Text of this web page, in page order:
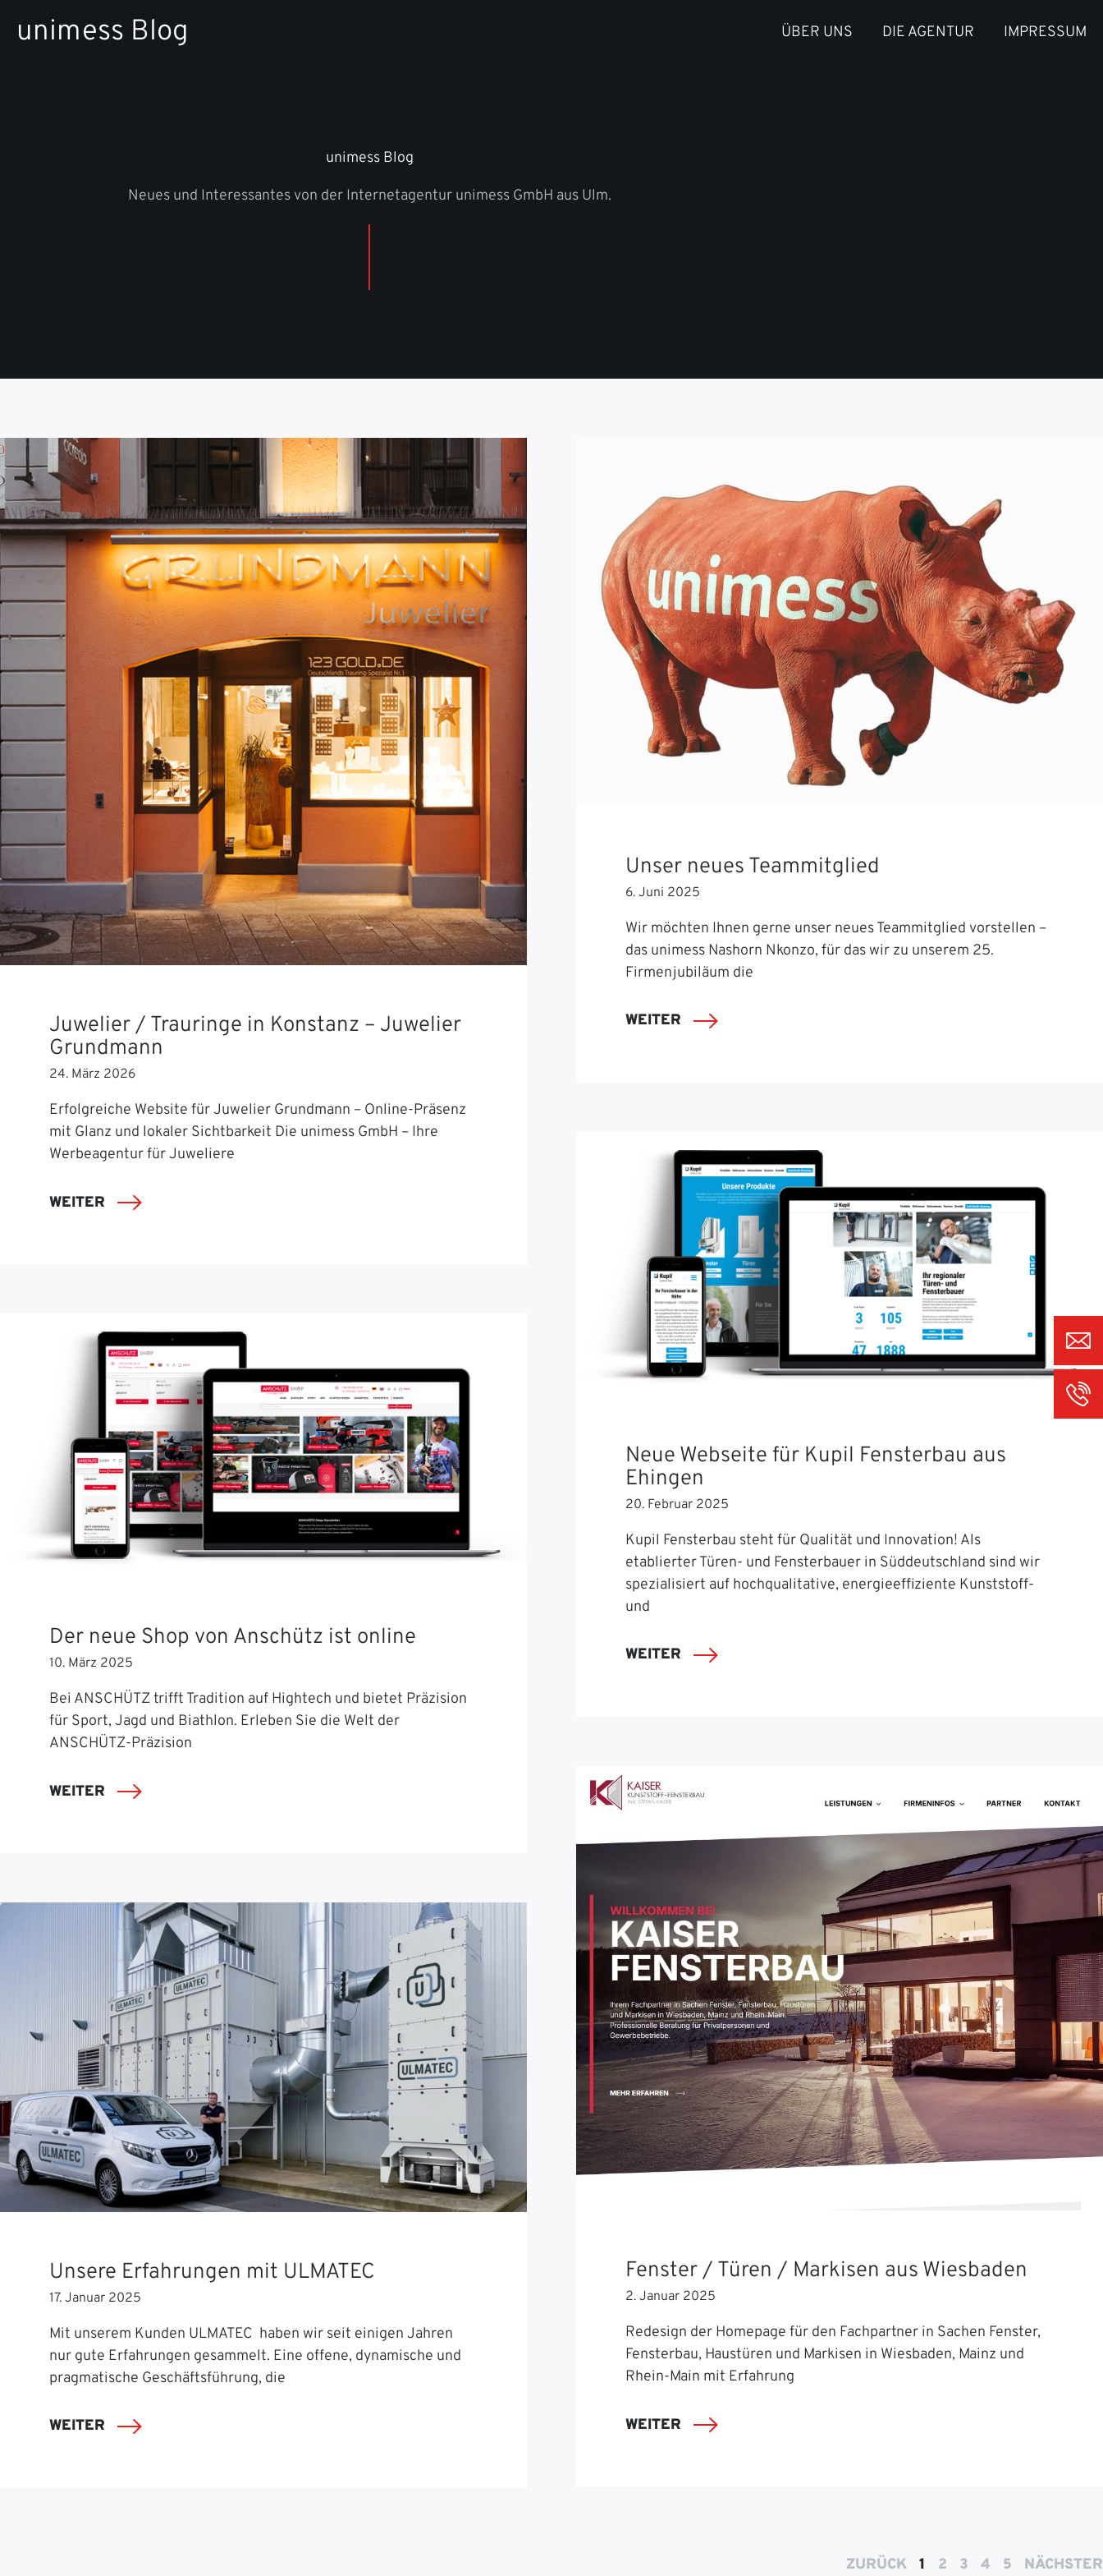
Inhaltunimess Blog ÜBER UNS DIE AGENTUR IMPRESSUM
unimess Blog
Neues und Interessantes von der Internetagentur unimess GmbH aus Ulm.
Juwelier / Trauringe in Konstanz – Juwelier
Grundmann
24. März 2026
Erfolgreiche Website für Juwelier Grundmann – Online-Präsenz
mit Glanz und lokaler Sichtbarkeit Die unimess GmbH – Ihre
Werbeagentur für Juweliere
WEITER
Unser neues Teammitglied
6. Juni 2025
Wir möchten Ihnen gerne unser neues Teammitglied vorstellen –
das unimess Nashorn Nkonzo, für das wir zu unserem 25.
Firmenjubiläum die
WEITER
Der neue Shop von Anschütz ist online
10. März 2025
Bei ANSCHÜTZ trifft Tradition auf Hightech und bietet Präzision
für Sport, Jagd und Biathlon. Erleben Sie die Welt der
ANSCHÜTZ-Präzision
WEITER
Neue Webseite für Kupil Fensterbau aus
Ehingen
20. Februar 2025
Kupil Fensterbau steht für Qualität und Innovation! Als
etablierter Türen- und Fensterbauer in Süddeutschland sind wir
spezialisiert auf hochqualitative, energieeffiziente Kunststoff-
und
WEITER
Unsere Erfahrungen mit ULMATEC
17. Januar 2025
Mit unserem Kunden ULMATEC haben wir seit einigen Jahren
nur gute Erfahrungen gesammelt. Eine offene, dynamische und
pragmatische Geschäftsführung, die
WEITER
Fenster / Türen / Markisen aus Wiesbaden
2. Januar 2025
Redesign der Homepage für den Fachpartner in Sachen Fenster,
Fensterbau, Haustüren und Markisen in Wiesbaden, Mainz und
Rhein-Main mit Erfahrung
WEITER
ZURÜCK 1 2 3 4 5 NÄCHSTER